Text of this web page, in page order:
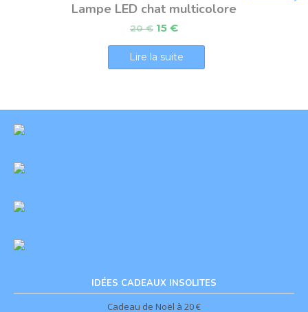
Lampe LED chat multicolore
20€ 15 €
Lire la suite
IDÉES CADEAUX INSOLITES
Cadeau de Noël à 20 €